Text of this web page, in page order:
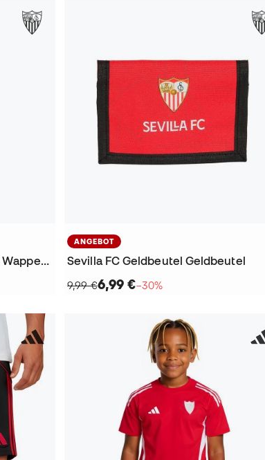
Sevilla FC Gepäckanhänger in Wappenform
ANGEBOT
Sevilla FC Geldbeutel Geldbeutel
9,99 €6,99 €−30%